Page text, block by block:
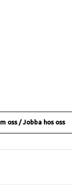
oss / Jobba hos oss